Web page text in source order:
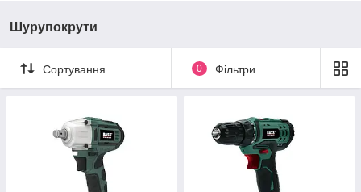
Шурупокрути
Сортування 0 Фільтри